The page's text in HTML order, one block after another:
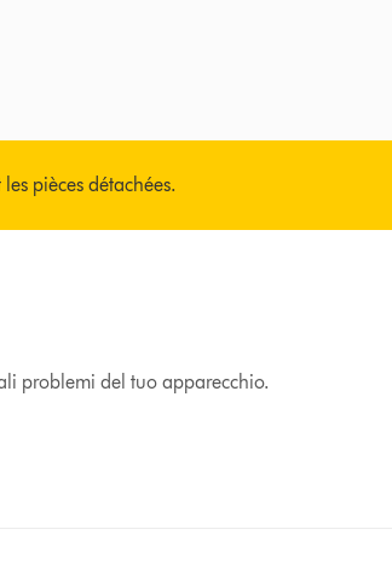
pièces détachées.
problemi del tuo apparecchio.